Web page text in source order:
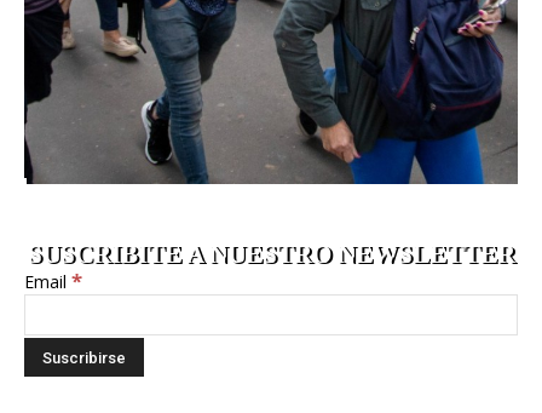
SUSCRIBITE A NUESTRO NEWSLETTER
Email *